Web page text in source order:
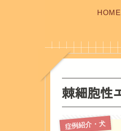
棘細胞性
症例紹介・犬